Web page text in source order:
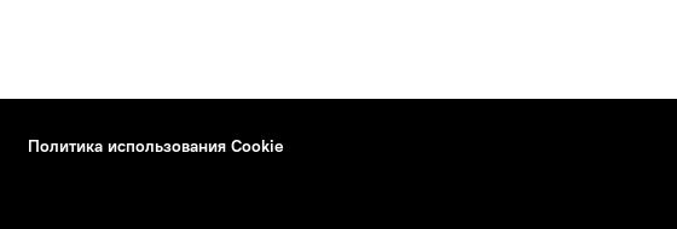
Политика использования Cookie